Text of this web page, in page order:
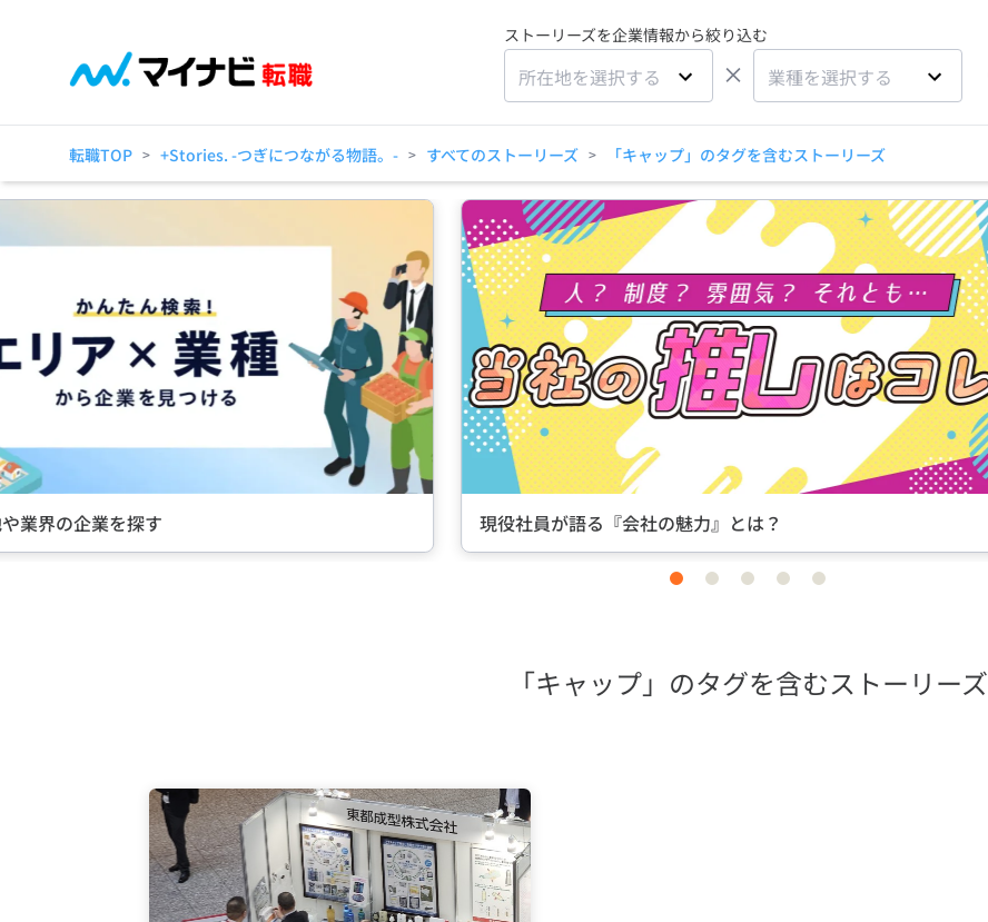
ストーリーズを企業情報から絞り込む
所在地を選択する × 業種を選択する
転職TOP > +Stories. -つぎにつながる物語。- > すべてのストーリーズ > 「キャップ」のタグを含むストーリーズ
を探す 現役社員が語る『会社の魅力』とは？
item item item item item
「キャップ」のタグを含むストーリーズ